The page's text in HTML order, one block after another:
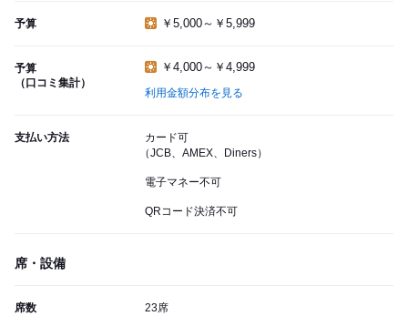
予算 ￥5,000～￥5,999
予算
（口コミ集計）
￥4,000～￥4,999
利用金額分布を見る
支払い方法
カード可
（JCB、AMEX、Diners）
電子マネー不可
QRコード決済不可
席・設備
席数 23席